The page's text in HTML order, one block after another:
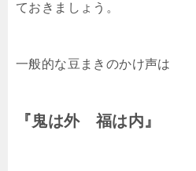
ておきましょう。
一般的な豆まきのかけ声は
『鬼は外 福は内』